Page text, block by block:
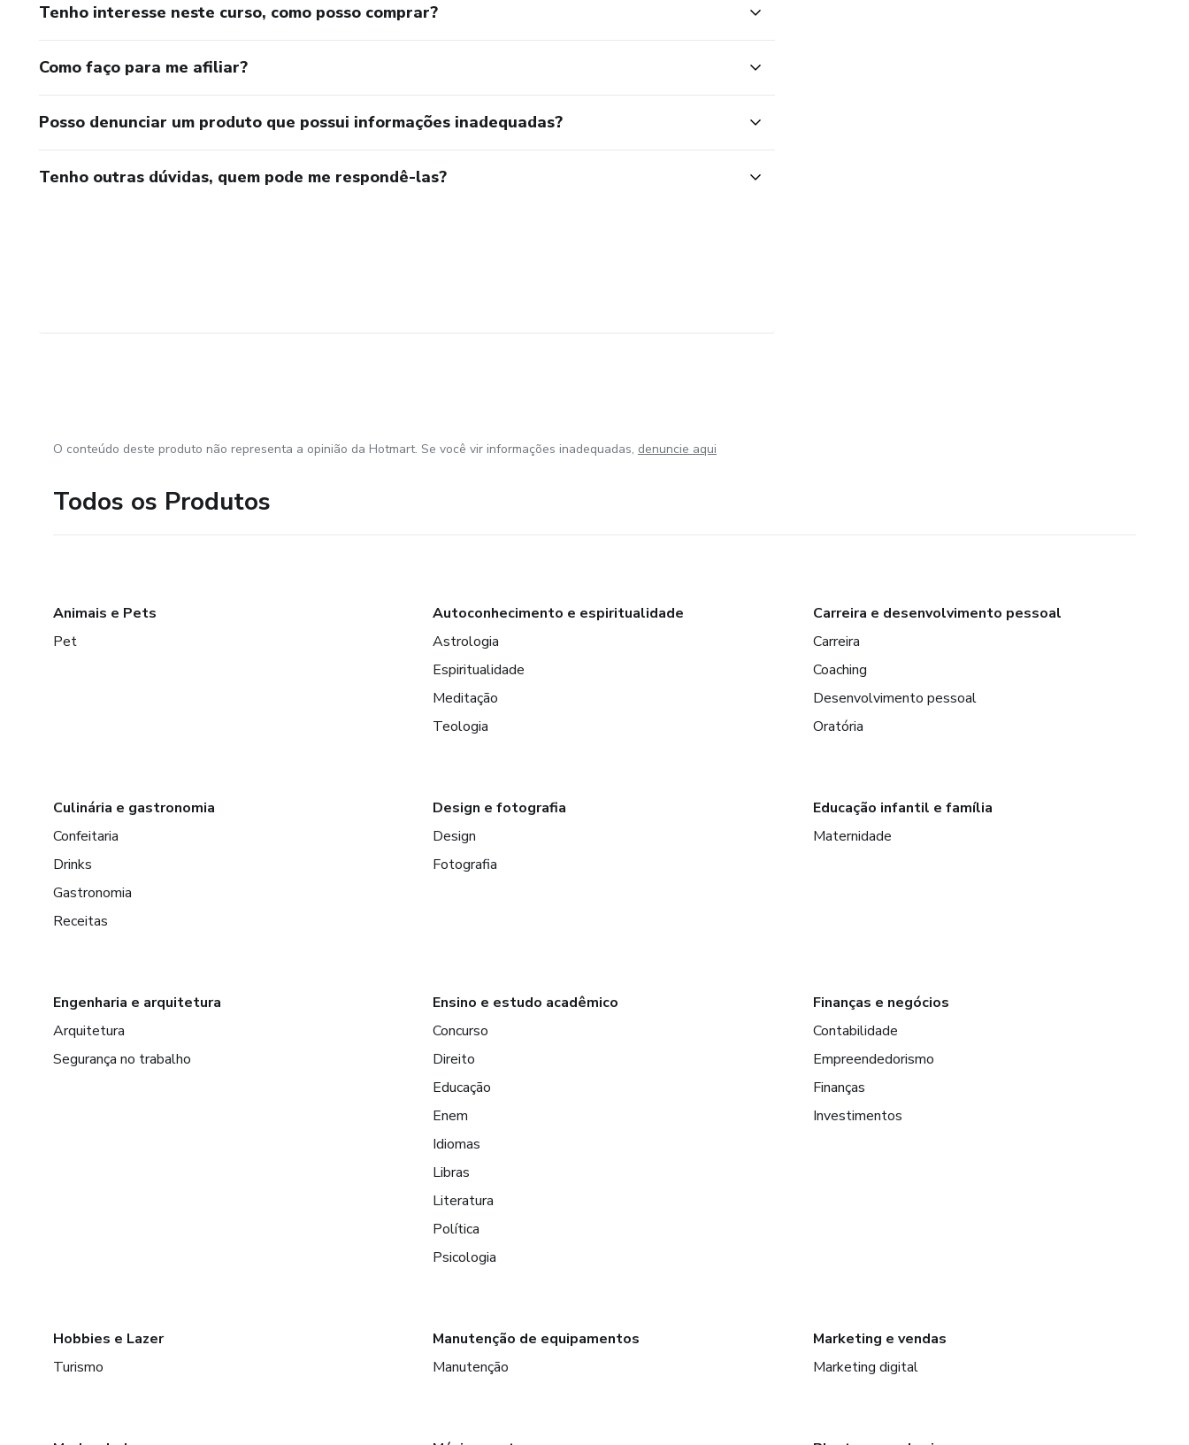
Tenho interesse neste curso, como posso comprar?
Como faço para me afiliar?
Posso denunciar um produto que possui informações inadequadas?
Tenho outras dúvidas, quem pode me respondê-las?
O conteúdo deste produto não representa a opinião da Hotmart. Se você vir informações inadequadas, denuncie aqui
Todos os Produtos
Animais e Pets
Pet
Autoconhecimento e espiritualidade
Astrologia
Espiritualidade
Meditação
Teologia
Carreira e desenvolvimento pessoal
Carreira
Coaching
Desenvolvimento pessoal
Oratória
Culinária e gastronomia
Confeitaria
Drinks
Gastronomia
Receitas
Design e fotografia
Design
Fotografia
Educação infantil e família
Maternidade
Engenharia e arquitetura
Arquitetura
Segurança no trabalho
Ensino e estudo acadêmico
Concurso
Direito
Educação
Enem
Idiomas
Libras
Literatura
Política
Psicologia
Finanças e negócios
Contabilidade
Empreendedorismo
Finanças
Investimentos
Hobbies e Lazer
Turismo
Manutenção de equipamentos
Manutenção
Marketing e vendas
Marketing digital